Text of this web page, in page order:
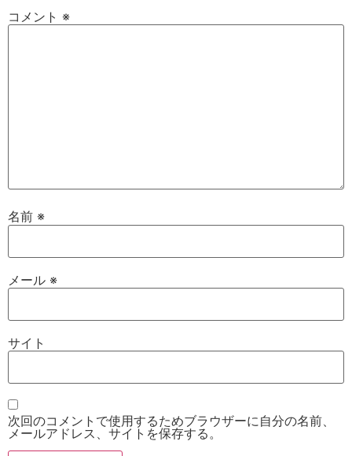
コメント ※
名前 ※
メール ※
サイト
次回のコメントで使用するためブラウザーに自分の名前、
メールアドレス、サイトを保存する。